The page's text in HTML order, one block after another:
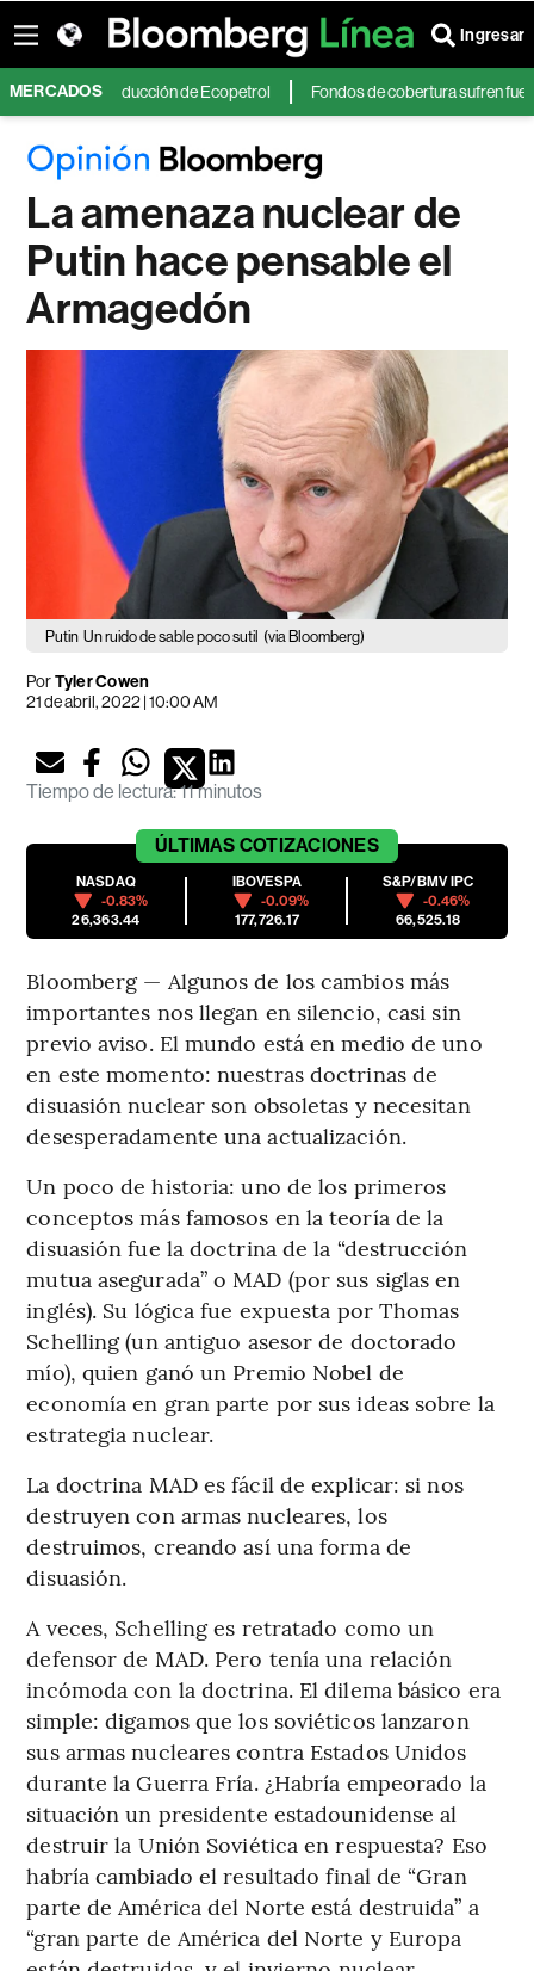
Ingresar
MERCADOS
producción de Ecopetrol Fondos de cobertura sufren fuertes
La amenaza nuclear de
Putin hace pensable el
Armagedón
Putin Un ruido de sable poco sutil (via Bloomberg)
PorTyler Cowen
21 de abril, 2022 | 10:00 AM
Tiempo de lectura:11 minutos
ÚLTIMAS COTIZACIONES
NASDAQ
-0.83%
26,363.44
IBOVESPA
-0.09%
177,726.17
S&P/BMV IPC
-0.46%
66,525.18
Bloomberg — Algunos de los cambios más
importantes nos llegan en silencio, casi sin
previo aviso. El mundo está en medio de uno
en este momento: nuestras doctrinas de
disuasión nuclear son obsoletas y necesitan
desesperadamente una actualización.
Un poco de historia: uno de los primeros
conceptos más famosos en la teoría de la
disuasión fue la doctrina de la “destrucción
mutua asegurada” o MAD (por sus siglas en
inglés). Su lógica fue expuesta por Thomas
Schelling (un antiguo asesor de doctorado
mío), quien ganó un Premio Nobel de
economía en gran parte por sus ideas sobre la
estrategia nuclear.
La doctrina MAD es fácil de explicar: si nos
destruyen con armas nucleares, los
destruimos, creando así una forma de
disuasión.
A veces, Schelling es retratado como un
defensor de MAD. Pero tenía una relación
incómoda con la doctrina. El dilema básico era
simple: digamos que los soviéticos lanzaron
sus armas nucleares contra Estados Unidos
durante la Guerra Fría. ¿Habría empeorado la
situación un presidente estadounidense al
destruir la Unión Soviética en respuesta? Eso
habría cambiado el resultado final de “Gran
parte de América del Norte está destruida” a
“gran parte de América del Norte y Europa